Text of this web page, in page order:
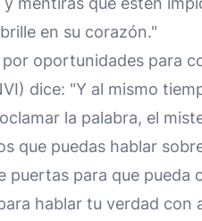
en su corazón."
oportunidades para
dice: "Y al mismo
la palabra, el
que puedas hablar
puertas para que
hablar tu verdad con